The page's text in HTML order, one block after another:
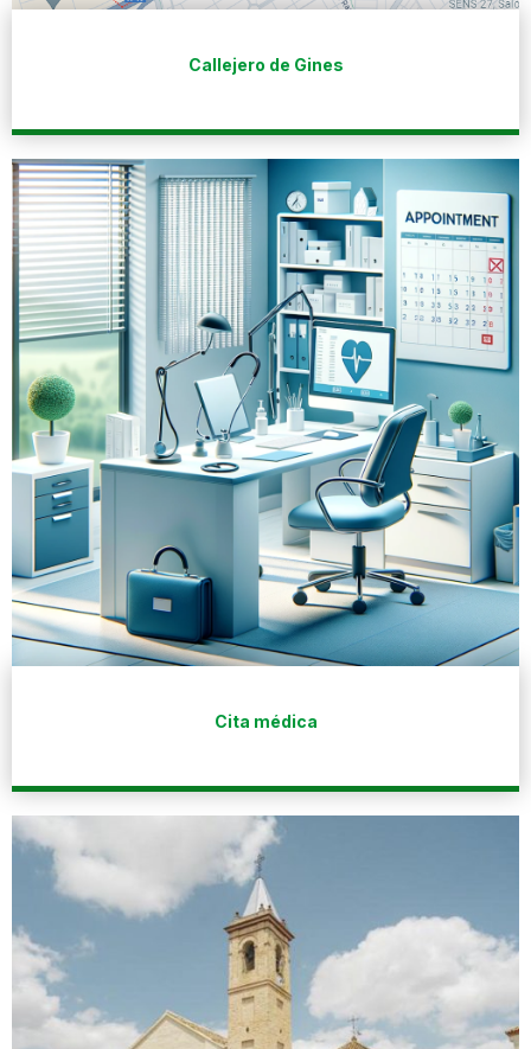
Callejero de Gines
Cita médica